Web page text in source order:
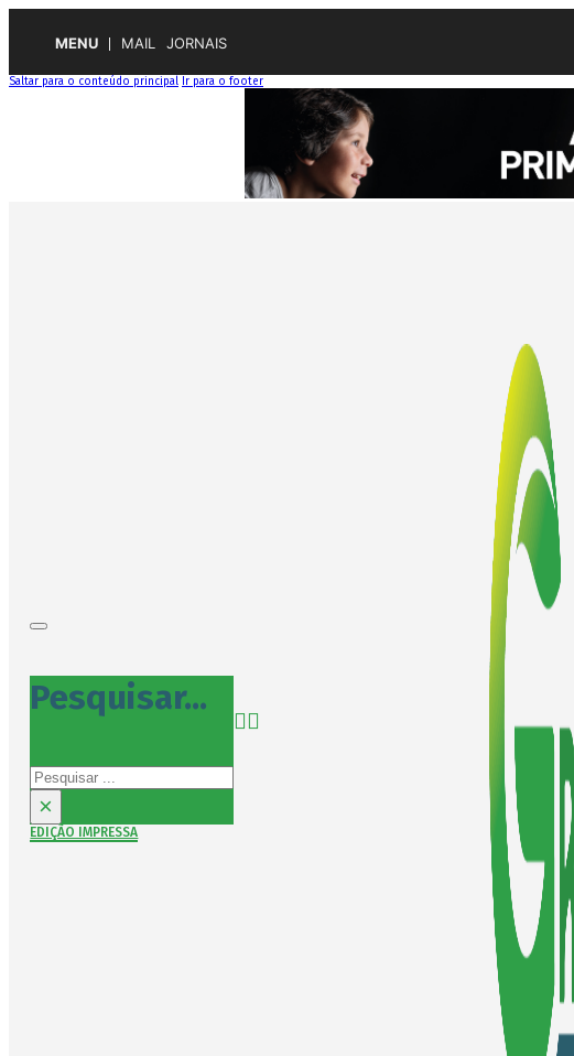
MENU MAIL JORNAIS
Saltar para o conteúdo principal Ir para o footer
Pesquisar...
Pesquisar
×
EDIÇÃO IMPRESSA